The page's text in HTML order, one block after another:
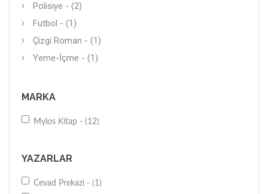
Polisiye - (2)
Futbol - (1)
Çizgi Roman - (1)
Yeme-İçme - (1)
MARKA
Mylos Kitap - (12)
YAZARLAR
Cevad Prekazi - (1)